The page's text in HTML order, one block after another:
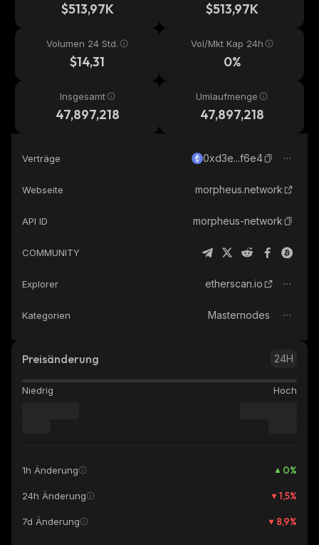
$513,97K $513,97K
Volumen 24 Std.
$14,31
Vol/Mkt Kap 24h
0%
Insgesamt
47,897,218
Umlaufmenge
47,897,218
Verträge 0xd3e...f6e4
Webseite morpheus.network
API ID morpheus-network
COMMUNITY
Explorer etherscan.io
Kategorien Masternodes
Preisänderung 24H
Niedrig Hoch
1h Änderung 0%
24h Änderung 1,5%
7d Änderung 8,9%